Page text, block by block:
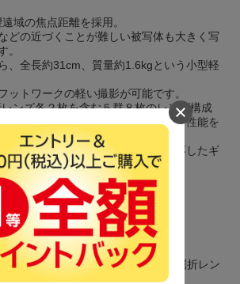
域の焦点距離を採用。
どの近づくことが難しい被写体も大きく写
。
、全長約31cm、質量約1.6kgという小型軽
トワークの軽い撮影が可能です。
レンズ各２枚を含む５群８枚のレンズ構成
を効果的に抑えながら、良好な描写性能を
リングはフォローフォーカスに対応したギ
にも対応します。
（マウント部除く）
ュアルフォーカス）
（ED(特殊低分散)レンズ２枚、高屈折レン